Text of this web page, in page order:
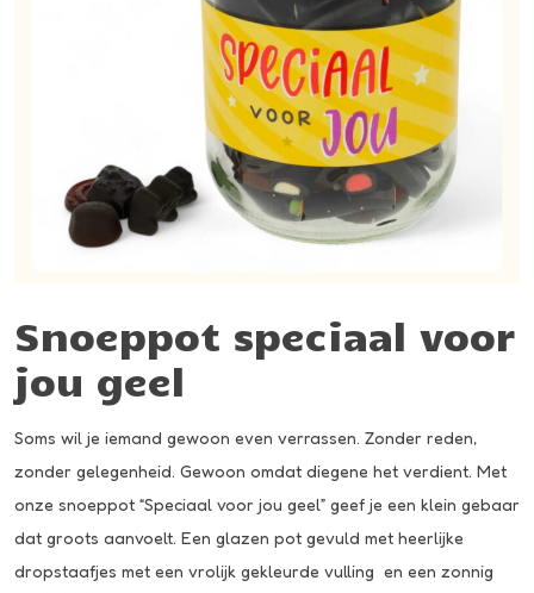
Soms wil je iemand gewoon even verrassen. Zonder reden,
zonder gelegenheid. Gewoon omdat diegene het verdient. Met
onze snoeppot “Speciaal voor jou geel” geef je een klein gebaar
dat groots aanvoelt. Een glazen pot gevuld met heerlijke
dropstaafjes met een vrolijk gekleurde vulling en een zonnig
Snoeppot speciaal voor
jou geel